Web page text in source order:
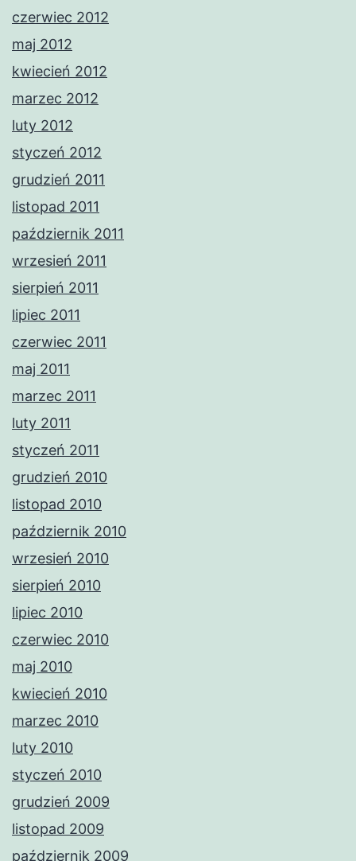
czerwiec 2012
maj 2012
kwiecień 2012
marzec 2012
luty 2012
styczeń 2012
grudzień 2011
listopad 2011
październik 2011
wrzesień 2011
sierpień 2011
lipiec 2011
czerwiec 2011
maj 2011
marzec 2011
luty 2011
styczeń 2011
grudzień 2010
listopad 2010
październik 2010
wrzesień 2010
sierpień 2010
lipiec 2010
czerwiec 2010
maj 2010
kwiecień 2010
marzec 2010
luty 2010
styczeń 2010
grudzień 2009
listopad 2009
październik 2009